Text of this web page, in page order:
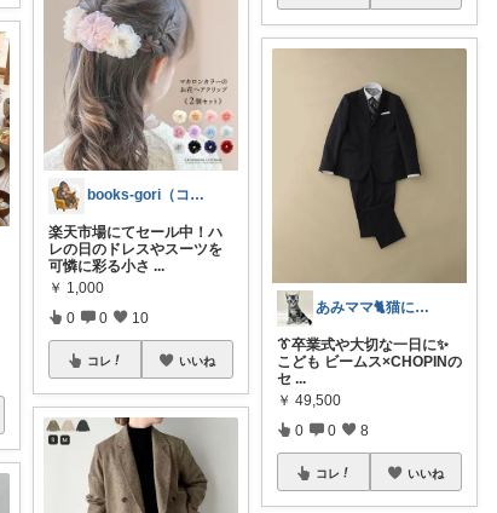
books-gori（コミック・本など）
楽天市場にてセール中！ハ
レの日のドレスやスーツを
可憐に彩る小さ ...
￥ 1,000
0 0 10
コレ いいね
あみママ🐈猫に起こされた日は朝コレ派
👔卒業式や大切な一日に✨
こども ビームス×CHOPINの
セ ...
￥ 49,500
0 0 8
コレ いいね